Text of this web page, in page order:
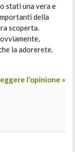
stati una vera e
della
scoperta.
la adorerete.
l'opinione »